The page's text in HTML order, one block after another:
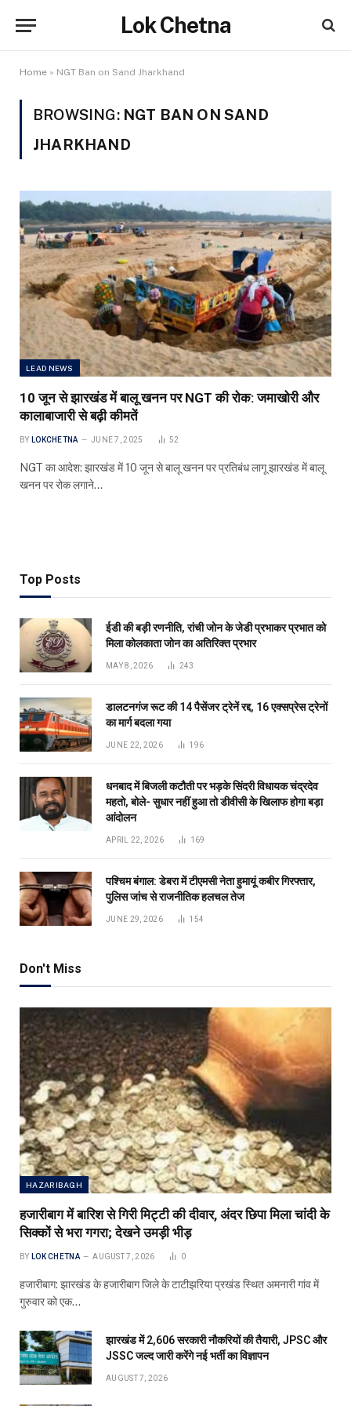
Lok Chetna
Home » NGT Ban on Sand Jharkhand
BROWSING: NGT BAN ON SAND
JHARKHAND
LEAD NEWS
10 जून से झारखंड में बालू खनन पर NGT की रोक: जमाखोरी और
कालाबाजारी से बढ़ी कीमतें
BY LOKCHETNA JUNE 7, 2025 52
NGT का आदेश: झारखंड में 10 जून से बालू खनन पर प्रतिबंध लागू झारखंड में बालू
खनन पर रोक लगाने…
Top Posts
ईडी की बड़ी रणनीति, रांची जोन के जेडी प्रभाकर प्रभात को
मिला कोलकाता जोन का अतिरिक्त प्रभार
MAY 8, 2026 243
डालटनगंज रूट की 14 पैसेंजर ट्रेनें रद्द, 16 एक्सप्रेस ट्रेनों
का मार्ग बदला गया
JUNE 22, 2026 196
धनबाद में बिजली कटौती पर भड़के सिंदरी विधायक चंद्रदेव
महतो, बोले- सुधार नहीं हुआ तो डीवीसी के खिलाफ होगा बड़ा
आंदोलन
APRIL 22, 2026 169
पश्चिम बंगाल: डेबरा में टीएमसी नेता हुमायूं कबीर गिरफ्तार,
पुलिस जांच से राजनीतिक हलचल तेज
JUNE 29, 2026 154
Don't Miss
HAZARIBAGH
हजारीबाग में बारिश से गिरी मिट्टी की दीवार, अंदर छिपा मिला चांदी के
सिक्कों से भरा गगरा; देखने उमड़ी भीड़
BY LOK CHETNA AUGUST 7, 2026 0
हजारीबाग: झारखंड के हजारीबाग जिले के टाटीझरिया प्रखंड स्थित अमनारी गांव में
गुरुवार को एक…
झारखंड में 2,606 सरकारी नौकरियों की तैयारी, JPSC और
JSSC जल्द जारी करेंगे नई भर्ती का विज्ञापन
AUGUST 7, 2026